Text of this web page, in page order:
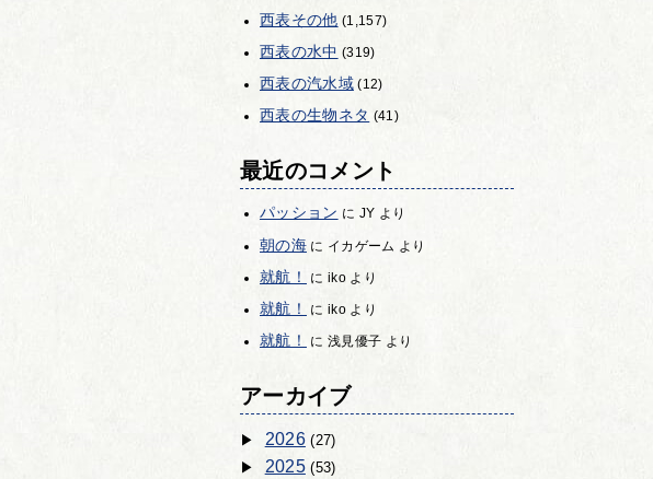
西表その他 (1,157)
西表の水中 (319)
西表の汽水域(12)
西表の生物ネタ (41)
最近のコメント
パッション に JY より
朝の海に イカゲーム より
就航！ に ikoより
就航！ に ikoより
就航！ に 浅見優子 より
アーカイブ
2026(27)
2025(53)